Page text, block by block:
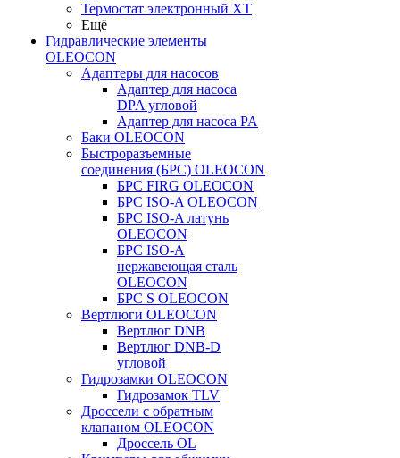
Термостат электронный XT
Ещё
Гидравлические элементы
OLEOCON
Адаптеры для насосов
Адаптер для насоса
DPA угловой
Адаптер для насоса PA
Баки OLEOCON
Быстроразъемные
соединения (БРС) OLEOCON
БРС FIRG OLEOCON
БРС ISO-A OLEOCON
БРС ISO-A латунь
OLEOCON
БРС ISO-A
нержавеющая сталь
OLEOCON
БРС S OLEOCON
Вертлюги OLEOCON
Вертлюг DNB
Вертлюг DNB-D
угловой
Гидрозамки OLEOCON
Гидрозамок TLV
Дроссели с обратным
клапаном OLEOCON
Дроссель OL